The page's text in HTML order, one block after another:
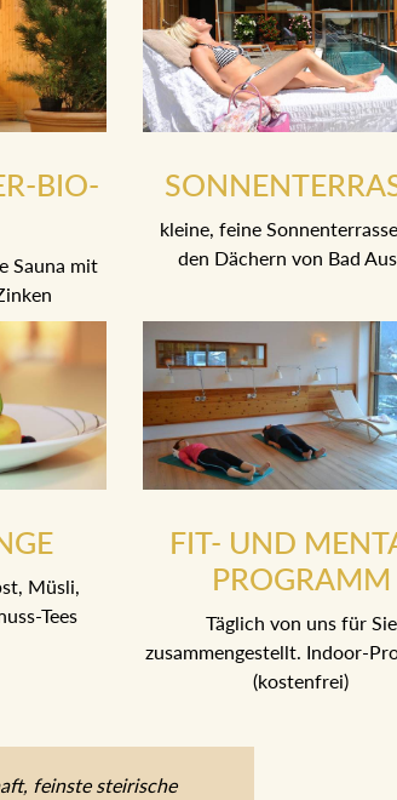
BIO-
Sauna mit
kleine, feine
den Dächern von Bad
Müsli,
Tees
FIT- UND
PROGRAMM
Täglich von uns für Sie
zusammengestellt. Indoor-
(kostenfrei)
feinste steirische